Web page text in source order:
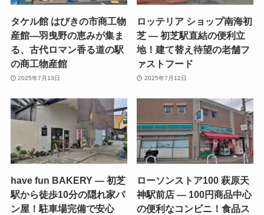
タケル館 はびきの市商工物
産館—羽曳野の恵みが集ま
る、古代ロマン香る道の駅
の商工物産館
2025年7月13日
ロッテリア ショップ南海初
芝 — 初芝駅直結の便利立
地！建て替え待望の老舗フ
ァストフード
2025年7月12日
have fun BAKERY — 初芝
駅から徒歩10分の隠れ家パ
ン屋！駐車場完備で安心
ローソンストア100 萩原天
神駅前店 — 100円商品中心
の便利なコンビニ！食品ス